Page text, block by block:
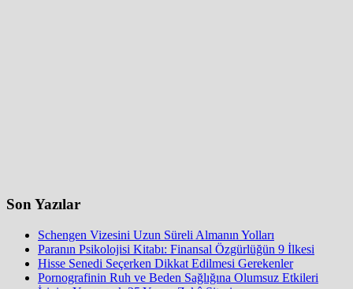
Son Yazılar
Schengen Vizesini Uzun Süreli Almanın Yolları
Paranın Psikolojisi Kitabı: Finansal Özgürlüğün 9 İlkesi
Hisse Senedi Seçerken Dikkat Edilmesi Gerekenler
Pornografinin Ruh ve Beden Sağlığına Olumsuz Etkileri